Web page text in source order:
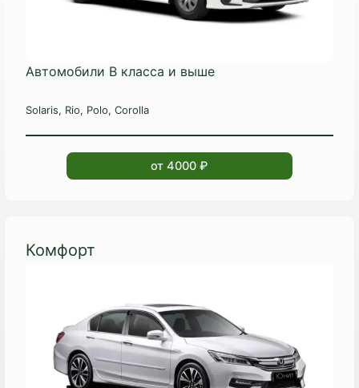
Автомобили B класса и выше
Solaris, Rio, Polo, Corolla
от 4000 ₽
Комфорт